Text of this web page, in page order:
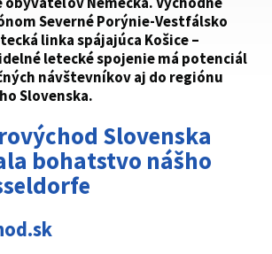
Severné Porýnie-Vestfálsko
linka spájajúca Košice –
letecké spojenie má potenciál
návštevníkov aj do regiónu
Slovenska.
Slovenska
bohatstvo nášho